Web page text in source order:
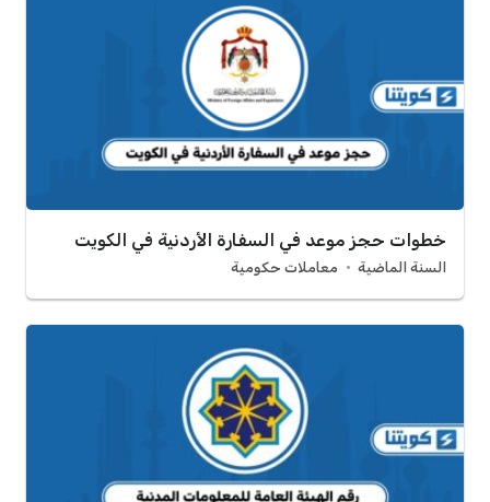
خطوات حجز موعد في السفارة الأردنية في الكويت
السنة الماضية معاملات حكومية